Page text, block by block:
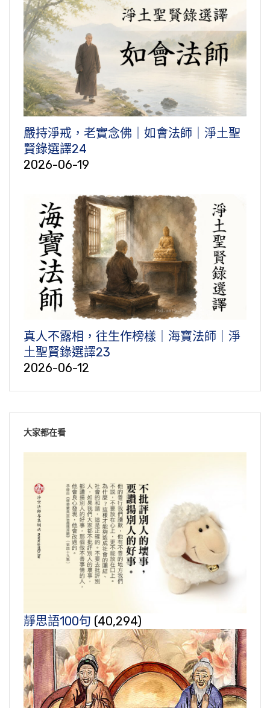
嚴持淨戒，老實念佛｜如會法師｜淨土聖
賢錄選譯24
2026-06-19
真人不露相，往生作榜樣｜海寶法師｜淨
土聖賢錄選譯23
2026-06-12
大家都在看
靜思語100句 (40,294)